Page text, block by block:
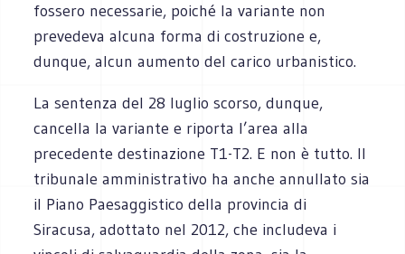
fossero necessarie, poiché la variante non
prevedeva alcuna forma di costruzione e,
dunque, alcun aumento del carico urbanistico.
La sentenza del 28 luglio scorso, dunque,
cancella la variante e riporta l’area alla
precedente destinazione T1-T2. E non è tutto. Il
tribunale amministrativo ha anche annullato sia
il Piano Paesaggistico della provincia di
Siracusa, adottato nel 2012, che includeva i